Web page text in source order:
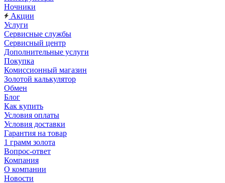
Ночники
Акции
Услуги
Сервисные службы
Сервисный центр
Дополнительные услуги
Покупка
Комиссионный магазин
Золотой калькулятор
Обмен
Блог
Как купить
Условия оплаты
Условия доставки
Гарантия на товар
1 грамм золота
Вопрос-ответ
Компания
О компании
Новости